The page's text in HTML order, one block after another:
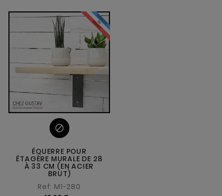

ÉQUERRE POUR
ÉTAGÈRE MURALE DE 28
À 33 CM (EN ACIER
BRUT)
Ref: M1-280